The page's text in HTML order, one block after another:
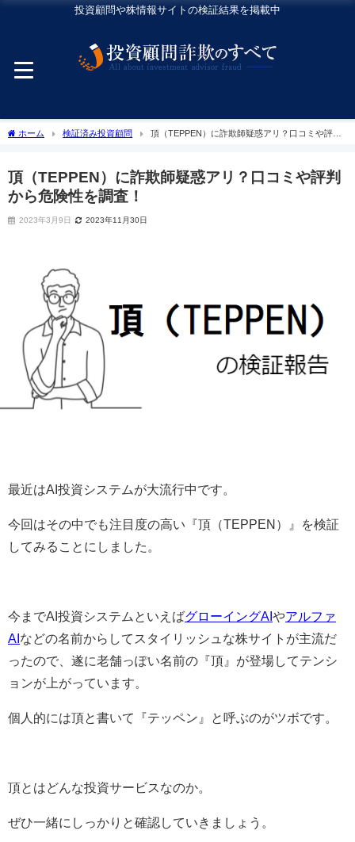
投資顧問や株情報サイトの検証結果を掲載中
ホーム 検証済み投資顧問
頂（TEPPEN）に詐欺師疑惑アリ？口コミや評判
頂（TEPPEN）に詐欺師疑惑アリ？口コミや評判
から危険性を調査！
2023年3月9日 2023年11月30日
最近はAI投資システムが大流行中です。
今回はその中でも注目度の高い『頂（TEPPEN）』を検証
してみることにしました。
今までAI投資システムといえばグローイングAI やアルファ
AI などの名前からしてスタイリッシュな株サイトが主流だ
ったので、遂に老舗っぽい名前の『頂』が登場してテンシ
ョンが上がっています。
個人的には頂と書いて『テッペン』と呼ぶのがツボです。
頂とはどんな投資サービスなのか。
ぜひ一緒にしっかりと確認していきましょう。